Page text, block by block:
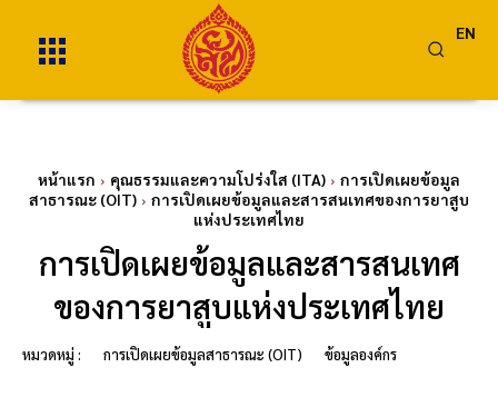
EN
หน้าแรก คุณธรรมและความโปร่งใส (ITA)
การเปิดเผยข้อมูล
สาธารณะ (OIT)
การเปิดเผยข้อมูลและสารสนเทศของการยาสูบ
แห่งประเทศไทย
การเปิดเผยข้อมูลและสารสนเทศ
ของการยาสูบแห่งประเทศไทย
หมวดหมู่ : การเปิดเผยข้อมูลสาธารณะ (OIT) ข้อมูลองค์กร